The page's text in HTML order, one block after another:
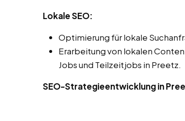
Lokale SEO:
Optimierung für lokale
Erarbeitung von lokalen
Jobs und Teilzeitjobs in Preetz.
SEO-Strategieentwicklung in